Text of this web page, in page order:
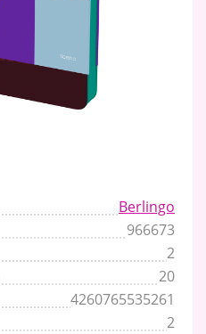
Berlingo
966673
2
20
4260765535261
2